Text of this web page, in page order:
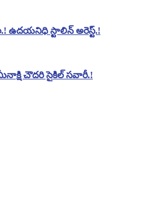
ఉదయనిధి స్టాలిన్ అరెస్ట్.!
చౌదరి సైకిల్ సవారీ.!